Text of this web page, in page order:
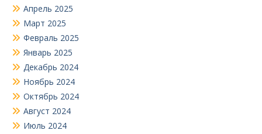
Апрель 2025
Март 2025
Февраль 2025
Январь 2025
Декабрь 2024
Ноябрь 2024
Октябрь 2024
Август 2024
Июль 2024